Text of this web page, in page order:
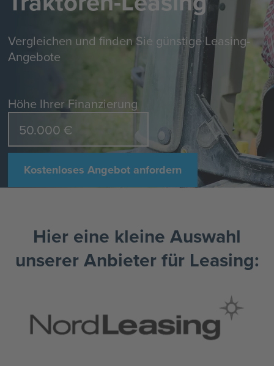
Vergleichen und finden Sie günstige Leasing-
Angebote
Höhe Ihrer Finanzierung
Kostenloses Angebot anfordern
Hier eine kleine Auswahl
unserer Anbieter für Leasing: